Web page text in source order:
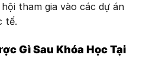
tham gia vào các dự án
tế.
Gì Sau Khóa Học Tại